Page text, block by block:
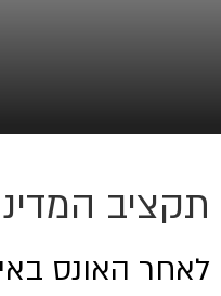
תקציב
לאחר האונס